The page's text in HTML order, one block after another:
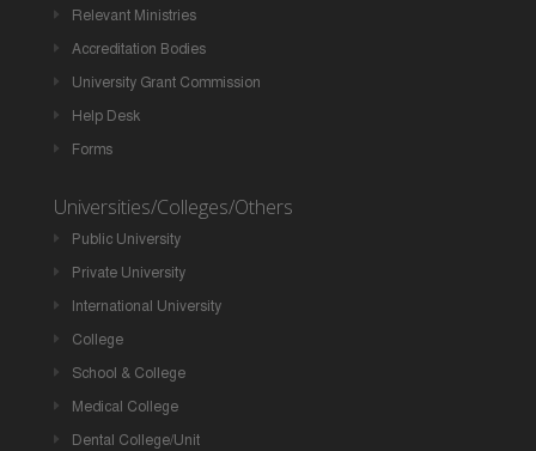
Relevant Ministries
Accreditation Bodies
University Grant Commission
Help Desk
Forms
Universities/Colleges/Others
Public University
Private University
International University
College
School & College
Medical College
Dental College/Unit